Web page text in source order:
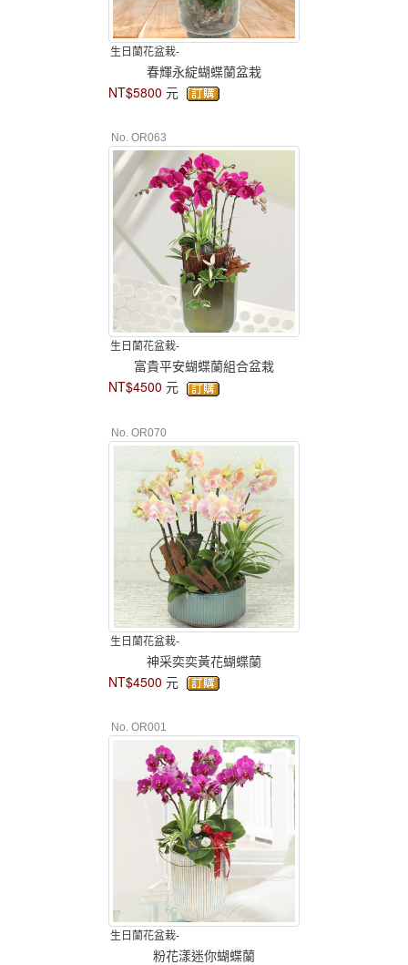
生日蘭花盆栽-
春輝永綻蝴蝶蘭盆栽
NT$5800 元
No. OR063
生日蘭花盆栽-
富貴平安蝴蝶蘭組合盆栽
NT$4500 元
No. OR070
生日蘭花盆栽-
神采奕奕黃花蝴蝶蘭
NT$4500 元
No. OR001
生日蘭花盆栽-
粉花漾迷你蝴蝶蘭